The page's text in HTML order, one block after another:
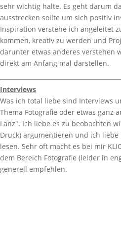
sehr wichtig halte. Es geht darum
ausstrecken sollte um sich positiv
Inspiration verstehe ich angeleitet
kommen, kreativ zu werden und
darunter etwas anderes verstehen
direkt am Anfang mal darstellen.
Interviews
Was ich total liebe sind Interviews
Thema Fotografie oder etwas ganz
Lanz". Ich liebe es zu beobachten
Druck) argumentieren und ich liebe
lesen. Sehr oft macht es bei mir
dem Bereich Fotografie (leider in
generell empfehlen.